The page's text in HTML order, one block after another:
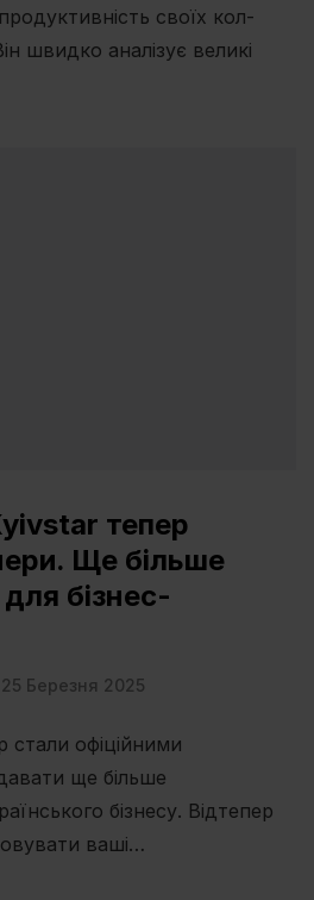
своїх кол-
швидко аналізує великі
тепер
Ще більше
бізнес-
25 Березня 2025
стали офіційними
ще більше
бізнесу. Відтепер
ваші…